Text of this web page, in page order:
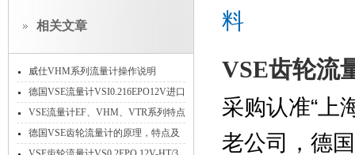
相关文章
威仕VHM系列流量计操作说明
德国VSE流量计VSI0.216EPO12V进口
*特点介绍
VSE流量计EF、VHM、VTR系列特点
参数及应用
德国VSE齿轮流量计的原理，特点及
应用
料
VSE齿轮流
采购认准“上
老公司，德